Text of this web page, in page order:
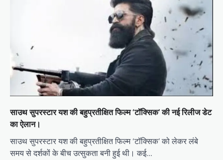
साउथ सुपरस्टार यश की बहुप्रतीक्षित फिल्म ‘टॉक्सिक’ की नई रिलीज डेट
का ऐलान।
साउथ सुपरस्टार यश की बहुप्रतीक्षित फिल्म ‘टॉक्सिक’ को लेकर लंबे
समय से दर्शकों के बीच उत्सुकता बनी हुई थी। कई…